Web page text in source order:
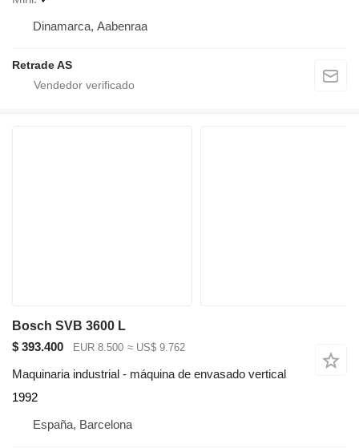
Dinamarca, Aabenraa
Retrade AS
Bosch SVB 3600 L
$ 393.400
EUR 8.500 ≈ US$ 9.762
Maquinaria industrial - máquina de envasado vertical
1992
España, Barcelona